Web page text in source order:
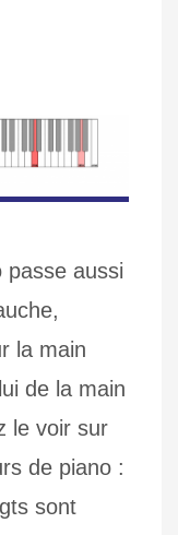
passe aussi
la main
de la main
le voir sur
de piano :
sont